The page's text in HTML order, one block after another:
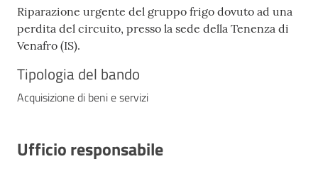
Riparazione urgente del gruppo frigo dovuto ad una
perdita del circuito, presso la sede della Tenenza di
Venafro (IS).
Tipologia del bando
Acquisizione di beni e servizi
Ufficio responsabile